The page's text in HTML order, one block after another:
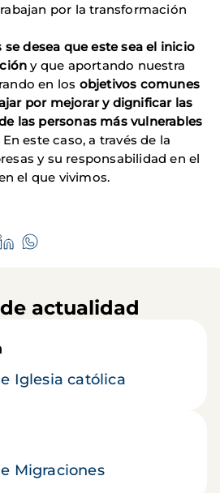
por la transformación
se desea que este sea el inicio
y que aportando nuestra
en los objetivos comunes
por mejorar y dignificar las
las personas más vulnerables
En este caso, a través de la
y su responsabilidad en el
el que vivimos.
actualidad
Iglesia católica
Migraciones